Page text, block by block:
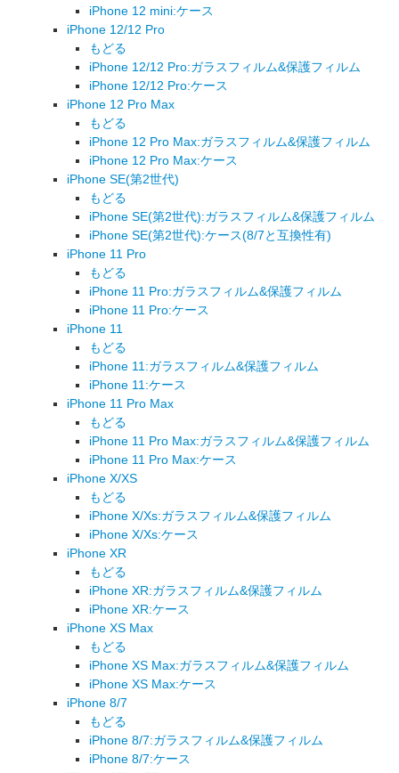
iPhone 12 mini:ケース
iPhone 12/12 Pro
もどる
iPhone 12/12 Pro:ガラスフィルム&保護フィルム
iPhone 12/12 Pro:ケース
iPhone 12 Pro Max
もどる
iPhone 12 Pro Max:ガラスフィルム&保護フィルム
iPhone 12 Pro Max:ケース
iPhone SE(第2世代)
もどる
iPhone SE(第2世代):ガラスフィルム&保護フィルム
iPhone SE(第2世代):ケース(8/7と互換性有)
iPhone 11 Pro
もどる
iPhone 11 Pro:ガラスフィルム&保護フィルム
iPhone 11 Pro:ケース
iPhone 11
もどる
iPhone 11:ガラスフィルム&保護フィルム
iPhone 11:ケース
iPhone 11 Pro Max
もどる
iPhone 11 Pro Max:ガラスフィルム&保護フィルム
iPhone 11 Pro Max:ケース
iPhone X/XS
もどる
iPhone X/Xs:ガラスフィルム&保護フィルム
iPhone X/Xs:ケース
iPhone XR
もどる
iPhone XR:ガラスフィルム&保護フィルム
iPhone XR:ケース
iPhone XS Max
もどる
iPhone XS Max:ガラスフィルム&保護フィルム
iPhone XS Max:ケース
iPhone 8/7
もどる
iPhone 8/7:ガラスフィルム&保護フィルム
iPhone 8/7:ケース